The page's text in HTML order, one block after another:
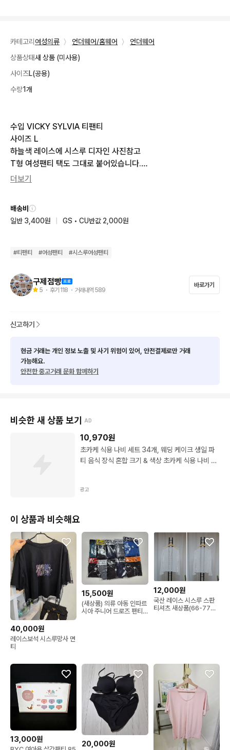
카테고리 여성의류 〉 언더웨어/홈웨어 〉
언더웨어
상품상태새 상품 (미사용)
사이즈L(공용)
수량1개
수입 VICKY SYLVIA 티팬티
사이즈 L
하늘색 레이스에 시스루 디자인 사진참고
T형 여성팬티 택도 그대로 붙어있습니다.
별도 문의 없으시면 바로 안전결제 부탁드려요!
더보기
배송비
일반 3,400원
GS • CU반값 2,000원
#티팬티 #여성팬티 #시스루여성팬티
구제점빵
5 ・ 후기 118 ・ 거래내역 589
바로가기
신고하기
현금 거래는 개인 정보 노출 및 사기 위험이 있어, 안전결제로만 거래
가능해요.
안전한 중고거래 문화 함께하기
비슷한 새 상품 보기 AD
10,970원
초카케 식용 나비 세트 34개, 웨딩 케이크 생일 파
티 음식 장식 혼합 크기 & 색상 초카케 식용 나비 세
광고
이 상품과 비슷해요
40,000원
레이스보석 시스루망사 면
티
15,500원
(새상품) 의류 아동 인따르
시아 주니어 드로즈 팬티
12,000원
국산 레이스 시스루 스판
티셔츠 새상품(66-77정
13,000원
20,000원